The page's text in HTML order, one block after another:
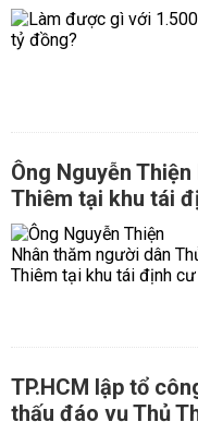
Ông Nguyễn
Thiêm tại khu tái
TP.HCM lập tổ
thấu đáo vụ Thủ